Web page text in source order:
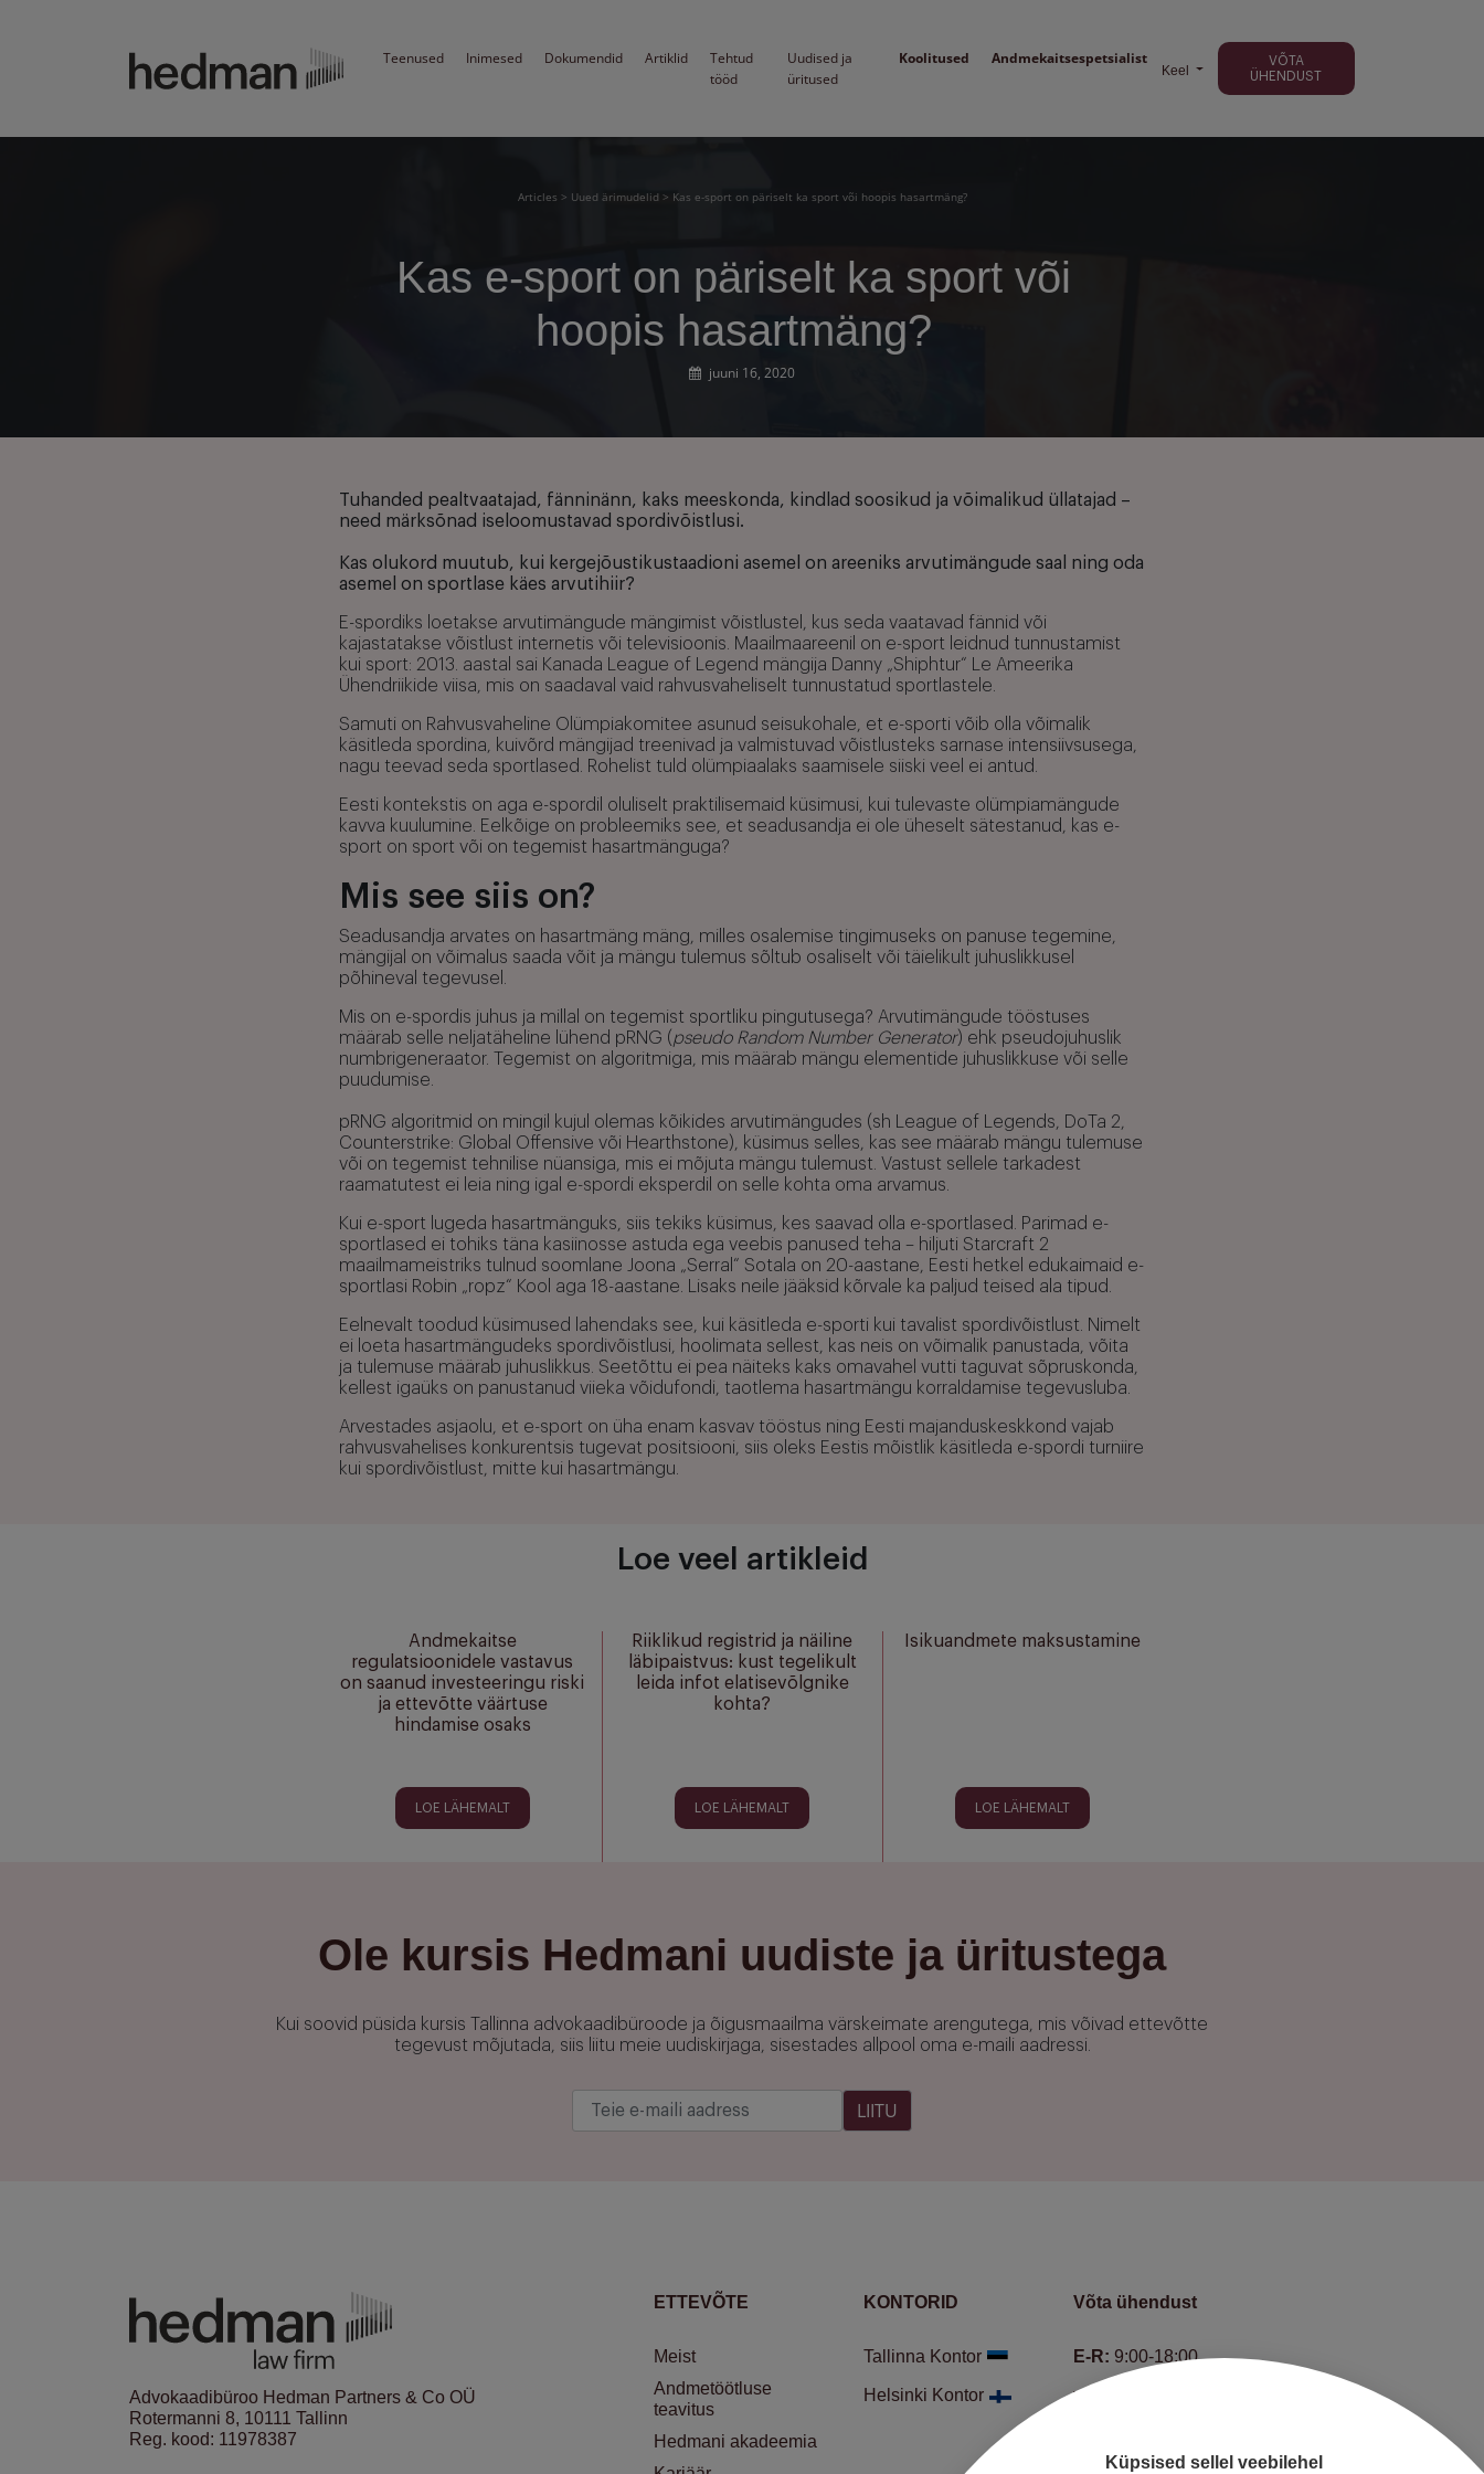
Teenused Inimesed Dokumendid Artiklid
Tehtud
tööd
Uudised ja
üritused
Koolitused Andmekaitsespetsialist
Keel
VÕTA
ÜHENDUST
Articles > Uued ärimudelid > Kas e-sport on päriselt ka sport või hoopis hasartmäng?
Kas e-sport on päriselt ka sport või
hoopis hasartmäng?
juuni 16, 2020
Tuhanded pealtvaatajad, fänninänn, kaks meeskonda, kindlad soosikud ja võimalikud üllatajad –
need märksõnad iseloomustavad spordivõistlusi.
Kas olukord muutub, kui kergejõustikustaadioni asemel on areeniks arvutimängude saal ning oda
asemel on sportlase käes arvutihiir?
E-spordiks loetakse arvutimängude mängimist võistlustel, kus seda vaatavad fännid või
kajastatakse võistlust internetis või televisioonis. Maailmaareenil on e-sport leidnud tunnustamist
kui sport: 2013. aastal sai Kanada League of Legend mängija Danny „Shiphtur“ Le Ameerika
Ühendriikide viisa, mis on saadaval vaid rahvusvaheliselt tunnustatud sportlastele.
Samuti on Rahvusvaheline Olümpiakomitee asunud seisukohale, et e-sporti võib olla võimalik
käsitleda spordina, kuivõrd mängijad treenivad ja valmistuvad võistlusteks sarnase intensiivsusega,
nagu teevad seda sportlased. Rohelist tuld olümpiaalaks saamisele siiski veel ei antud.
Eesti kontekstis on aga e-spordil oluliselt praktilisemaid küsimusi, kui tulevaste olümpiamängude
kavva kuulumine. Eelkõige on probleemiks see, et seadusandja ei ole üheselt sätestanud, kas e-
sport on sport või on tegemist hasartmänguga?
Mis see siis on?
Seadusandja arvates on hasartmäng mäng, milles osalemise tingimuseks on panuse tegemine,
mängijal on võimalus saada võit ja mängu tulemus sõltub osaliselt või täielikult juhuslikkusel
põhineval tegevusel.
Mis on e-spordis juhus ja millal on tegemist sportliku pingutusega? Arvutimängude tööstuses
määrab selle neljatäheline lühend pRNG (pseudo Random Number Generator) ehk pseudojuhuslik
numbrigeneraator. Tegemist on algoritmiga, mis määrab mängu elementide juhuslikkuse või selle
puudumise.
pRNG algoritmid on mingil kujul olemas kõikides arvutimängudes (sh League of Legends, DoTa 2,
Counterstrike: Global Offensive või Hearthstone), küsimus selles, kas see määrab mängu tulemuse
või on tegemist tehnilise nüansiga, mis ei mõjuta mängu tulemust. Vastust sellele tarkadest
raamatutest ei leia ning igal e-spordi eksperdil on selle kohta oma arvamus.
Kui e-sport lugeda hasartmänguks, siis tekiks küsimus, kes saavad olla e-sportlased. Parimad e-
sportlased ei tohiks täna kasiinosse astuda ega veebis panused teha – hiljuti Starcraft 2
maailmameistriks tulnud soomlane Joona „Serral“ Sotala on 20-aastane, Eesti hetkel edukaimaid e-
sportlasi Robin „ropz“ Kool aga 18-aastane. Lisaks neile jääksid kõrvale ka paljud teised ala tipud.
Eelnevalt toodud küsimused lahendaks see, kui käsitleda e-sporti kui tavalist spordivõistlust. Nimelt
ei loeta hasartmängudeks spordivõistlusi, hoolimata sellest, kas neis on võimalik panustada, võita
ja tulemuse määrab juhuslikkus. Seetõttu ei pea näiteks kaks omavahel vutti taguvat sõpruskonda,
kellest igaüks on panustanud viieka võidufondi, taotlema hasartmängu korraldamise tegevusluba.
Arvestades asjaolu, et e-sport on üha enam kasvav tööstus ning Eesti majanduskeskkond vajab
rahvusvahelises konkurentsis tugevat positsiooni, siis oleks Eestis mõistlik käsitleda e-spordi turniire
kui spordivõistlust, mitte kui hasartmängu.
Loe veel artikleid
Andmekaitse
regulatsioonidele vastavus
on saanud investeeringu riski
ja ettevõtte väärtuse
hindamise osaks
LOE LÄHEMALT
Riiklikud registrid ja näiline
läbipaistvus: kust tegelikult
leida infot elatisevõlgnike
kohta?
LOE LÄHEMALT
Isikuandmete maksustamine
LOE LÄHEMALT
Ole kursis Hedmani uudiste ja üritustega
Kui soovid püsida kursis Tallinna advokaadibüroode ja õigusmaailma värskeimate arengutega, mis võivad ettevõtte
tegevust mõjutada, siis liitu meie uudiskirjaga, sisestades allpool oma e-maili aadressi.
LIITU
Advokaadibüroo Hedman Partners & Co OÜ
Rotermanni 8, 10111 Tallinn
Reg. kood: 11978387
ETTEVÕTE
Meist
Andmetöötluse
teavitus
Hedmani akadeemia
KONTORID
Tallinna Kontor
Helsinki Kontor
Võta ühendust
E-R: 9:00-18:00
Telefon:
Küpsised sellel veebilehel